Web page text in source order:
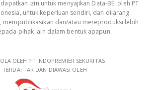
izin untuk menyajikan Data-BEI oleh PT
untuk keperluan sendiri, dan dilarang
mempublikasikan dan/atau mereproduksi lebih
pihak lain dalam bentuk apapun.
OLEH PT INDOPREMIER SEKURITAS
TERDAFTAR DAN DIAWASI OLEH